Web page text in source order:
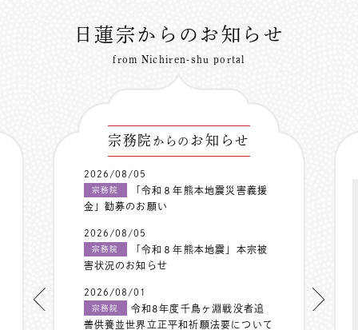
日蓮宗からのお知らせ
from Nichiren-shu portal
宗務院 からの お知らせ
2026/08/05
宗務院
「令和８年熊本地震災害義援
金」勧募のお願い
2026/08/05
宗務院
「令和８年熊本地震」本宗被
害状況のお知らせ
2026/08/01
宗務院
令和8年度千鳥ヶ淵戦没者追
善供養並世界立正平和祈願法要について